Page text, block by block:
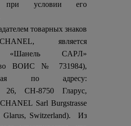
при условии его
товарных знаков
является
«Шанель CAPЛ»
ВОИС № 731984),
по адресу:
26, СН-8750 Гларус,
Sarl Burgstrasse
Glarus, Switzerland). Из